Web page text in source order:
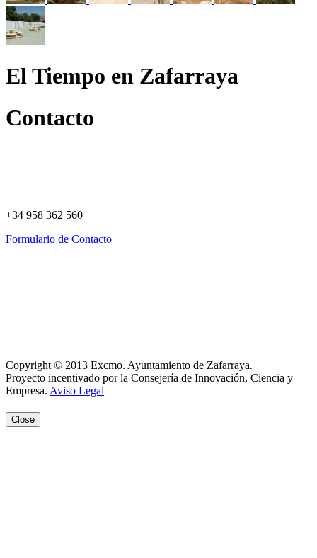
El Tiempo en Zafarraya
Contacto
+34 958 362 560
Formulario de Contacto
Copyright © 2013 Excmo. Ayuntamiento de Zafarraya.
Proyecto incentivado por la Consejería de Innovación, Ciencia y
Empresa. Aviso Legal
Close